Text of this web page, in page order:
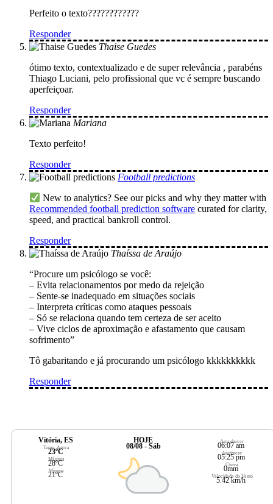
Perfeito o texto????????????
Responder
Thaise Guedes
ótimo texto, contextualizado e de super relevância , parabéns
Thiago Luciani, pelo profissional que vc é sempre buscando
aperfeiçoar.
Responder
Mariana
Texto perfeito!
Responder
Football predictions
New to analytics? See our picks and why they matter with
Recommended football prediction software curated for clarity,
speed, and practical bankroll control.
Responder
Thaíssa de Araújo
“Procure um psicólogo se você:
– Evita relacionamentos por medo da rejeição
– Sente-se inadequado em situações sociais
– Interpreta críticas como ataques pessoais
– Só se relaciona quando tem certeza de ser aceito
– Vive ciclos de aproximação e afastamento que causam
sofrimento”
Tô gabaritando e já procurando um psicólogo kkkkkkkkkk
Responder
Vitória, ES
Temp. Agora
23ºC
Máxima
28ºC
Mínima
21ºC
HOJE
08/08 - Sáb
Amanhecer
06:07 am
Anoitecer
05:25 pm
Chuva
0mm
Velocidade do Vento
5.42 km/h